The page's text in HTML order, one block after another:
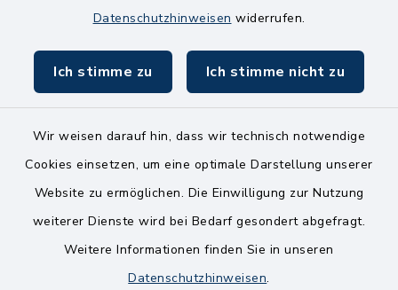
Datenschutzhinweisen widerrufen.
Ich stimme zu Ich stimme nicht zu
Wir weisen darauf hin, dass wir technisch notwendige
Cookies einsetzen, um eine optimale Darstellung unserer
Website zu ermöglichen. Die Einwilligung zur Nutzung
weiterer Dienste wird bei Bedarf gesondert abgefragt.
Weitere Informationen finden Sie in unseren
Datenschutzhinweisen.
8.00-11.00 Uhr
Kontakt
Barrierefreiheit